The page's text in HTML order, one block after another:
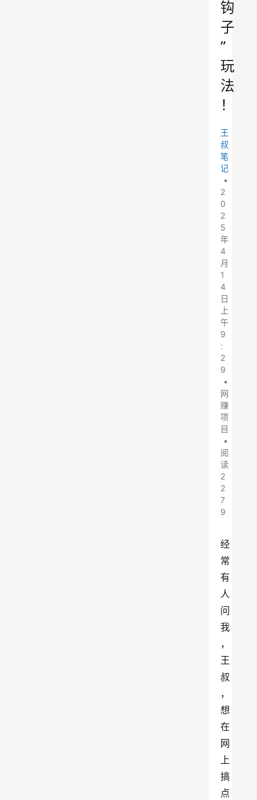
钩
子
”
玩
法
！
王
叔
笔
记
•
2
0
2
5
年
4
月
1
4
日
上
午
9
:
2
9
•
网
赚
项
目
•
阅
读
2
2
7
9
经
常
有
人
问
我
，
王
叔
，
想
在
网
上
搞
点